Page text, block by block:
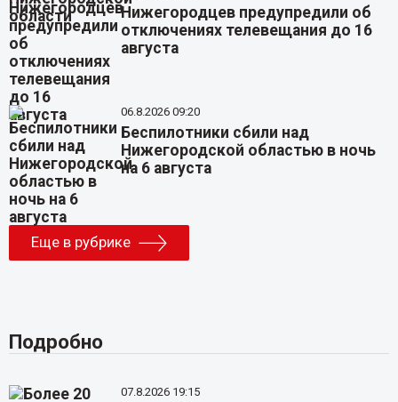
Нижегородцев предупредили об
отключениях телевещания до 16
августа
06.8.2026 09:20
Беспилотники сбили над
Нижегородской областью в ночь
на 6 августа
Еще в рубрике
Подробно
07.8.2026 19:15